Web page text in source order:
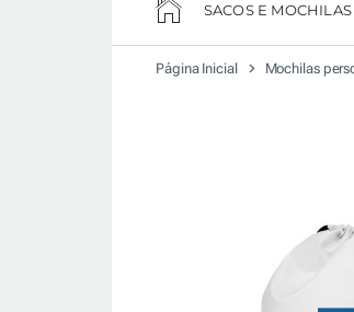
SACOS E MOCHILAS
Página Inicial Mochilas